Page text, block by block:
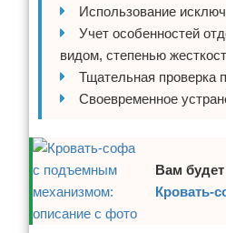
Использование
Учет особенностей
видом, степенью
Тщательная проверка
Своевременное
Вам
Кровать-